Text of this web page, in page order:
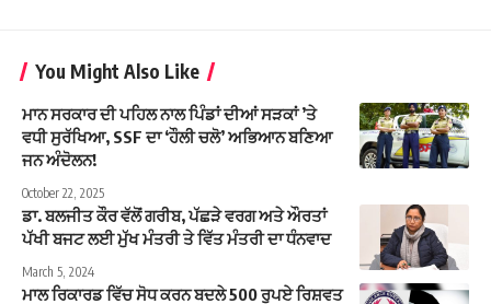
You Might Also Like
ਮਾਨ ਸਰਕਾਰ ਦੀ ਪਹਿਲ ਨਾਲ ਪਿੰਡਾਂ ਦੀਆਂ ਸੜਕਾਂ ’ਤੇ
ਵਧੀ ਸੁਰੱਖਿਆ, SSF ਦਾ ‘ਹੌਲੀ ਚਲੋ’ ਅਭਿਆਨ ਬਣਿਆ
ਜਨ ਅੰਦੋਲਨ!
October 22, 2025
ਡਾ. ਬਲਜੀਤ ਕੌਰ ਵੱਲੋਂ ਗਰੀਬ, ਪੱਛੜੇ ਵਰਗ ਅਤੇ ਔਰਤਾਂ
ਪੱਖੀ ਬਜਟ ਲਈ ਮੁੱਖ ਮੰਤਰੀ ਤੇ ਵਿੱਤ ਮੰਤਰੀ ਦਾ ਧੰਨਵਾਦ
March 5, 2024
ਮਾਲ ਰਿਕਾਰਡ ਵਿੱਚ ਸੋਧ ਕਰਨ ਬਦਲੇ 500 ਰੁਪਏ ਰਿਸ਼ਵਤ